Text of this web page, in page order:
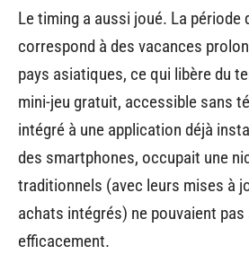
Le timing a aussi joué. La période
correspond à des vacances
pays asiatiques, ce qui libère du
mini-jeu gratuit, accessible sans
intégré à une application déjà
des smartphones, occupait une
traditionnels (avec leurs mises à
achats intégrés) ne pouvaient
efficacement.